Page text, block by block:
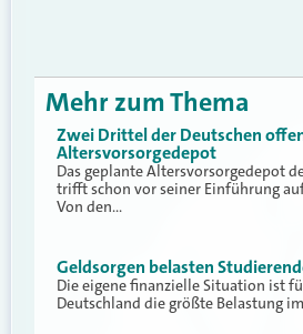
Mehr zum Thema
Zwei Drittel der Deutschen
Altersvorsorgedepot
Das geplante Altersvorsorgedepot
trifft schon vor seiner Einführung
Von den…
Geldsorgen belasten
Die eigene finanzielle Situation ist
Deutschland die größte Belastung